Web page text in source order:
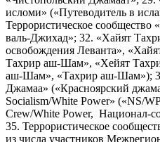
исломи» («Путеводитель в
Террористическое сообщество
валь-Джихад»; 32. «Хайят
освобождения Леванта»,
Тахрир аш-Шам», «Хейят
аш-Шам», «Тахрир аш-Шам»);
Джамаа» («Красноярский
Socialism/White Power» («NS/
Crew/White Power, Национал-
35. Террористическое
из числа участников